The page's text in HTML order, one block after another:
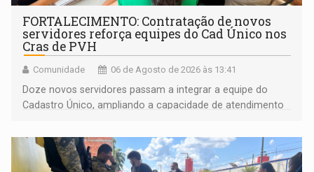
FORTALECIMENTO: Contratação de novos
servidores reforça equipes do Cad Único nos
Cras de PVH
Comunidade 06 de Agosto de 2026 às 13:41
Doze novos servidores passam a integrar a equipe do
Cadastro Único, ampliando a capacidade de atendimento